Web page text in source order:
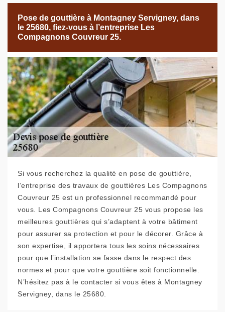
Pose de gouttière à Montagney Servigney, dans
le 25680, fiez-vous à l’entreprise Les
Compagnons Couvreur 25.
Si vous recherchez la qualité en pose de gouttière,
l’entreprise des travaux de gouttières Les Compagnons
Couvreur 25 est un professionnel recommandé pour
vous. Les Compagnons Couvreur 25 vous propose les
meilleures gouttières qui s’adaptent à votre bâtiment
pour assurer sa protection et pour le décorer. Grâce à
son expertise, il apportera tous les soins nécessaires
pour que l’installation se fasse dans le respect des
normes et pour que votre gouttière soit fonctionnelle.
N’hésitez pas à le contacter si vous êtes à Montagney
Servigney, dans le 25680.